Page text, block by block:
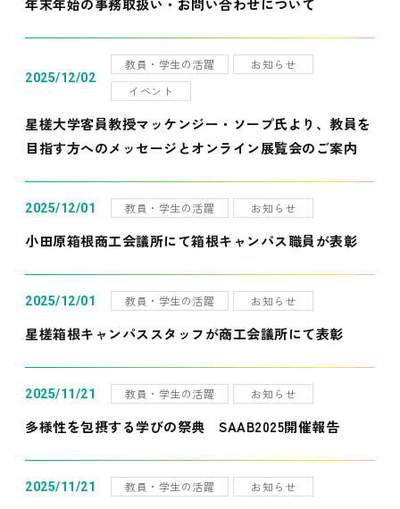
年末年始の事務取扱い・お問い合わせについて
2025/12/02
教員・学生の活躍
お知らせ
イベント
星槎大学客員教授マッケンジー・ソープ氏より、教員を
目指す方へのメッセージとオンライン展覧会のご案内
2025/12/01 教員・学生の活躍 お知らせ
小田原箱根商工会議所にて箱根キャンパス職員が表彰
2025/12/01 教員・学生の活躍 お知らせ
星槎箱根キャンパススタッフが商工会議所にて表彰
2025/11/21 教員・学生の活躍 お知らせ
多様性を包摂する学びの祭典 SAAB2025開催報告
2025/11/21 教員・学生の活躍 お知らせ